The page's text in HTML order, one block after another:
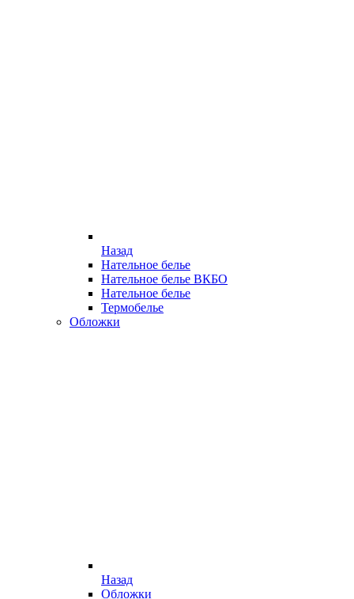
Назад
Нательное белье
Нательное белье ВКБО
Нательное белье
Термобелье
Обложки
Назад
Обложки